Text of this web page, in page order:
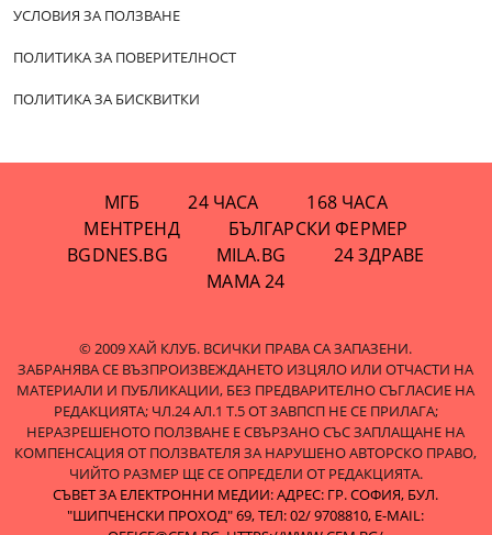
УСЛОВИЯ ЗА ПОЛЗВАНЕ
ПОЛИТИКА ЗА ПОВЕРИТЕЛНОСТ
ПОЛИТИКА ЗА БИСКВИТКИ
МГБ 24 ЧАСА
168 ЧАСА
МЕНТРЕНД
БЪЛГАРСКИ ФЕРМЕР
BGDNES.BG
MILA.BG
24 ЗДРАВЕ
МАМА 24
© 2009 ХАЙ КЛУБ. ВСИЧКИ ПРАВА СА ЗАПАЗЕНИ.
ЗАБРАНЯВА СЕ ВЪЗПРОИЗВЕЖДАНЕТО ИЗЦЯЛО ИЛИ ОТЧАСТИ НА
МАТЕРИАЛИ И ПУБЛИКАЦИИ, БЕЗ ПРЕДВАРИТЕЛНО СЪГЛАСИЕ НА
РЕДАКЦИЯТА; ЧЛ.24 АЛ.1 Т.5 ОТ ЗАВПСП НЕ СЕ ПРИЛАГА;
НЕРАЗРЕШЕНОТО ПОЛЗВАНЕ Е СВЪРЗАНО СЪС ЗАПЛАЩАНЕ НА
КОМПЕНСАЦИЯ ОТ ПОЛЗВАТЕЛЯ ЗА НАРУШЕНО АВТОРСКО ПРАВО,
ЧИЙТО РАЗМЕР ЩЕ СЕ ОПРЕДЕЛИ ОТ РЕДАКЦИЯТА.
СЪВЕТ ЗА ЕЛЕКТРОННИ МЕДИИ: АДРЕС: ГР. СОФИЯ, БУЛ.
"ШИПЧЕНСКИ ПРОХОД" 69, ТЕЛ: 02/ 9708810, E-MAIL: